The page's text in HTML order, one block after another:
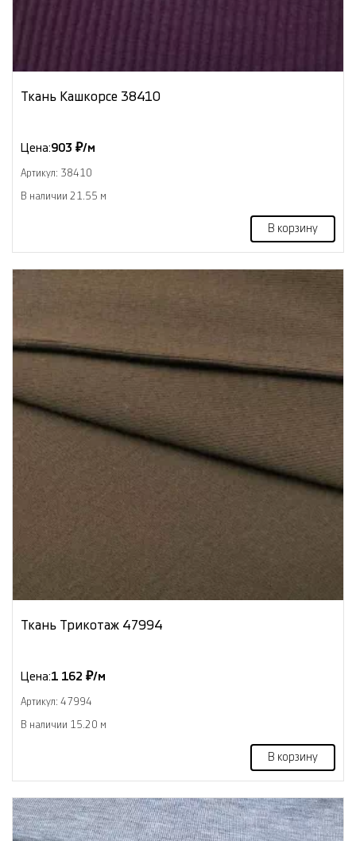
Ткань Кашкорсе 38410
Цена:903 ₽/м
Артикул: 38410
В наличии 21.55 м
В корзину
Ткань Трикотаж 47994
Цена:1 162 ₽/м
Артикул: 47994
В наличии 15.20 м
В корзину